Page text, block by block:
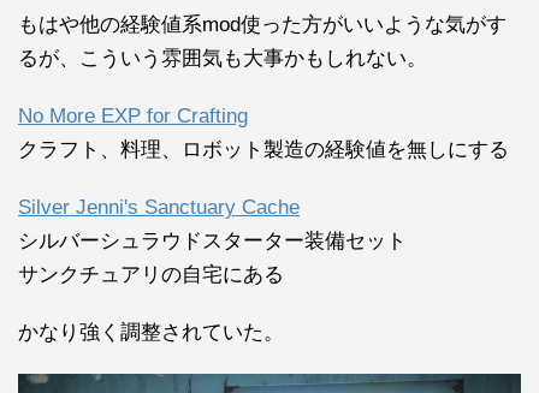
もはや他の経験値系mod使った方がいいような気がす
るが、こういう雰囲気も大事かもしれない。
No More EXP for Crafting
クラフト、料理、ロボット製造の経験値を無しにする
Silver Jenni's Sanctuary Cache
シルバーシュラウドスターター装備セット
サンクチュアリの自宅にある
かなり強く調整されていた。